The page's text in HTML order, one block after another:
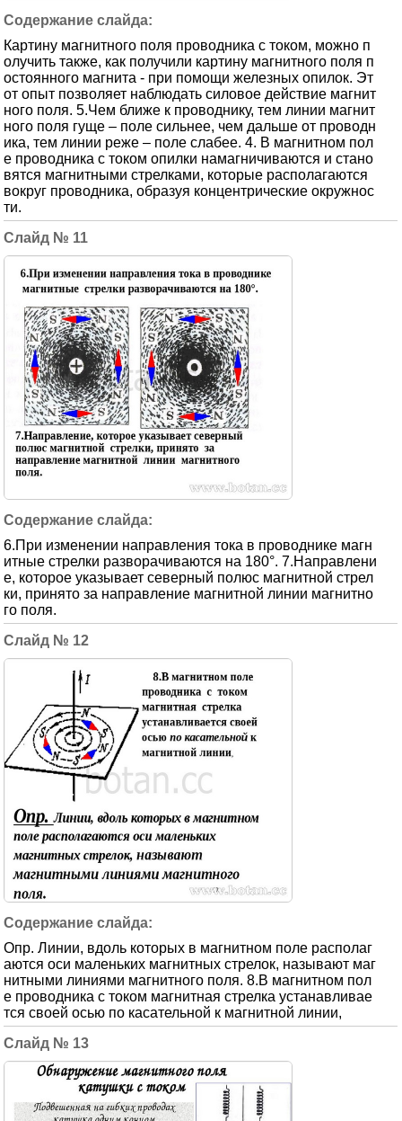
Картину магнитного поля проводника с током, можно п
олучить также, как получили картину магнитного поля п
остоянного магнита - при помощи железных опилок. Эт
от опыт позволяет наблюдать силовое действие магнит
ного поля. 5.Чем ближе к проводнику, тем линии магнит
ного поля гуще – поле сильнее, чем дальше от проводн
ика, тем линии реже – поле слабее. 4. В магнитном пол
е проводника с током опилки намагничиваются и стано
вятся магнитными стрелками, которые располагаются
вокруг проводника, образуя концентрические окружнос
ти.
11
6.При изменении направления тока в проводнике магн
итные стрелки разворачиваются на 180°. 7.Направлени
е, которое указывает северный полюс магнитной стрел
ки, принято за направление магнитной линии магнитно
го поля.
12
Опр. Линии, вдоль которых в магнитном поле располаг
аются оси маленьких магнитных стрелок, называют маг
нитными линиями магнитного поля. 8.В магнитном пол
е проводника с током магнитная стрелка устанавливае
тся своей осью по касательной к магнитной линии,
13